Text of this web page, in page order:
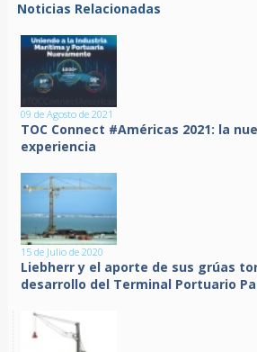
Noticias Relacionadas
09 de Agosto de 2021
TOC Connect #Américas 2021: la
experiencia
15 de Julio de 2020
Liebherr y el aporte de sus grúas
desarrollo del Terminal Portuario